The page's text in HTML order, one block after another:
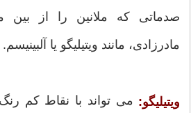
صدماتی که ملانین را از بین
مادرزادی، مانند ویتیلیگو یا آلبینیسم.
ویتیلیگو: می تواند با نقاط کم